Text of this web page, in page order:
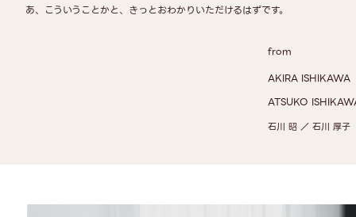
あ、こういうことかと、きっとおわかりいただけるはずです。
from
AKIRA ISHIKAWA
ATSUKO
石川 昭 ／ 石川 厚子